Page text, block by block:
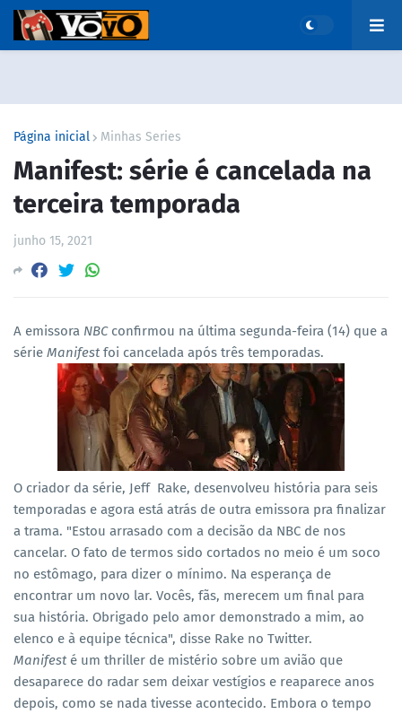
Página inicial Minhas Series
Manifest: série é cancelada na
terceira temporada
junho 15, 2021
A emissora NBCconfirmou na última segunda-feira (14) que a
série Manifest foi cancelada após três temporadas.
O criador da série, Jeff Rake, desenvolveu história para seis
temporadas e agora está atrás de outra emissora pra finalizar
a trama. "Estou arrasado com a decisão da NBC de nos
cancelar. O fato de termos sido cortados no meio é um soco
no estômago, para dizer o mínimo. Na esperança de
encontrar um novo lar. Vocês, fãs, merecem um final para
sua história. Obrigado pelo amor demonstrado a mim, ao
elenco e à equipe técnica", disse Rake no Twitter.
Manifest é um thriller de mistério sobre um avião que
desaparece do radar sem deixar vestígios e reaparece anos
depois, como se nada tivesse acontecido. Embora o tempo